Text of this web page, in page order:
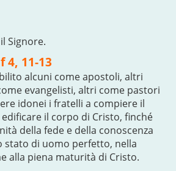
Signore.
4, 11-13
alcuni come apostoli, altri
evangelisti, altri come pastori
idonei i fratelli a compiere il
il corpo di Cristo, finché
della fede e della conoscenza
stato di uomo perfetto, nella
alla piena maturità di Cristo.